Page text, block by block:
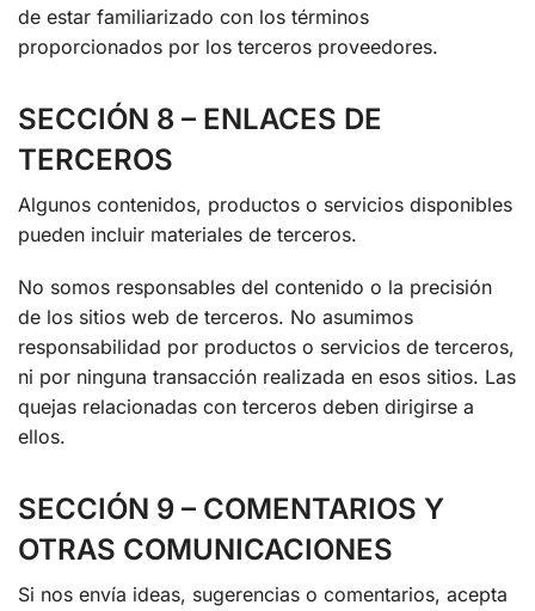
de estar familiarizado con los términos
proporcionados por los terceros proveedores.
SECCIÓN 8 – ENLACES DE
TERCEROS
Algunos contenidos, productos o servicios disponibles
pueden incluir materiales de terceros.
No somos responsables del contenido o la precisión
de los sitios web de terceros. No asumimos
responsabilidad por productos o servicios de terceros,
ni por ninguna transacción realizada en esos sitios. Las
quejas relacionadas con terceros deben dirigirse a
ellos.
SECCIÓN 9 – COMENTARIOS Y
OTRAS COMUNICACIONES
Si nos envía ideas, sugerencias o comentarios, acepta